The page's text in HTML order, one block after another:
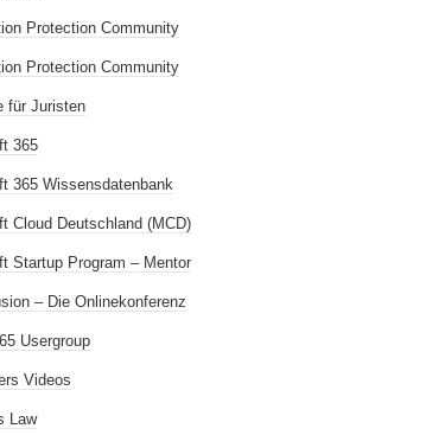
Protection Community
Protection Community
für Juristen
365
365 Wissensdatenbank
Cloud Deutschland (MCD)
Startup Program – Mentor
– Die Onlinekonferenz
Usergroup
Videos
Law